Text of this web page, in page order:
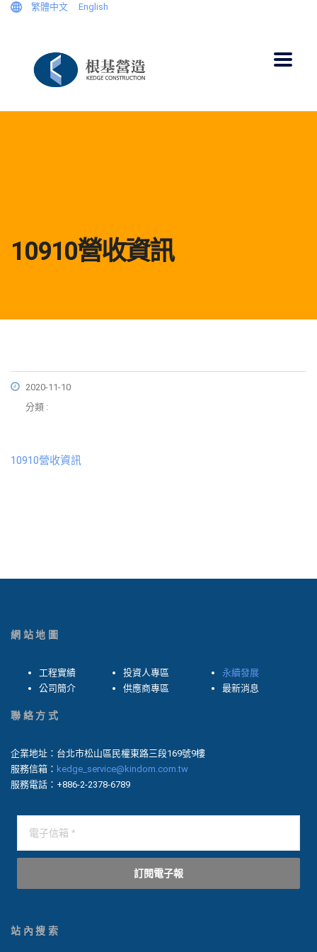
繁體中文 English
10910營收資訊
2020-11-10
分類 :
10910營收資訊
網站地圖
工程實績
公司簡介
投資人專區
供應商專區
永續發展
最新消息
聯絡方式
企業地址：台北市松山區民權東路三段169號9樓
服務信箱： kedge_service@kindom.com.tw
服務電話：+886-2-2378-6789
訂閱電子報
站內搜索